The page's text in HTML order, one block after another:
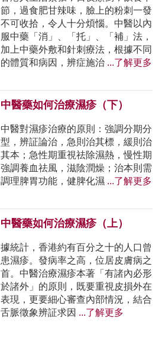
節，過食肥甘辣味，臉上的粉刺一發
不可收拾，令人十分煩惱。中醫以內
服中藥「消」、「托」、「補」法，
加上中藥外敷和針刺療法，根據不同
的體質和病因，辨症施治 ...了解更多
中醫藥如何治療濕疹（下）
中醫對濕疹治療的原則：強調分期分
型，辨証論治，急則治其標，緩則治
其本；急性期重視祛除濕熱，慢性期
強調養血祛風，滋陰潤燥；治本則需
調理脾胃功能，健脾化濕 ...了解更多
中醫藥如何治療濕疹（上）
據統計，香港約有百分之十的人口曾
患濕疹。發病率之高，位居皮膚病之
首。中醫治療濕疹本著「有諸內必形
於諸外」的原則，既要重視皮損外在
表現，更要細心審查內部情況，結合
舌脈徵象辨証求因 ...了解更多